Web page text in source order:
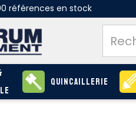
références en stock
Quincaillerie